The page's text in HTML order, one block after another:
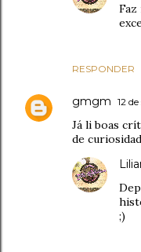
RESPONDER
gmgm 12
Já li boas
de
;)